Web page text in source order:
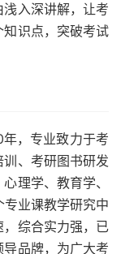
入深讲解，让考
识点，突破考试
，专业致力于考
、考研图书研发
理学、教育学、
业课教学研究中
综合实力强，已
品牌，为广大考